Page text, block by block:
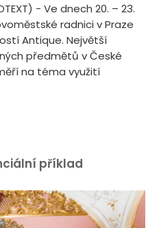
- Ve dnech 20. – 23.
radnici v Praze
Antique. Největší
předmětů v České
na téma využití
příklad